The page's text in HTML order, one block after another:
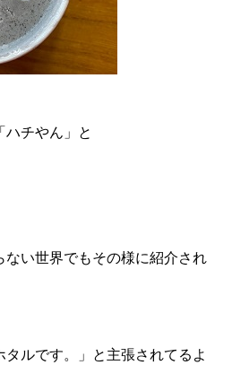
ハチやん」と
ない世界でもその様に紹介され
ルです。」と主張されてるよ